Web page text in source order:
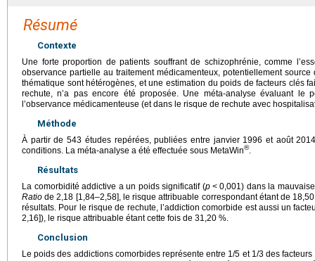
Résumé
Contexte
Une forte proportion de patients souffrant de schizophrénie, comme
observance partielle au traitement médicamenteux, potentiellement
thématique sont hétérogènes, et une estimation du poids de facteurs clés
rechute, n’a pas encore été proposée. Une méta-analyse évaluant le
l’observance médicamenteuse (et dans le risque de rechute avec
Méthode
À partir de 543 études repérées, publiées entre janvier 1996 et août
conditions. La méta-analyse a été effectuée sous MetaWin®.
Résultats
La comorbidité addictive a un poids significatif (p < 0,001) dans la
Ratio de 2,18 [1,84–2,58], le risque attribuable correspondant étant de
résultats. Pour le risque de rechute, l’addiction comorbide est aussi un
2,16]), le risque attribuable étant cette fois de 31,20 %.
Conclusion
Le poids des addictions comorbides représente entre 1/5 et 1/3 des